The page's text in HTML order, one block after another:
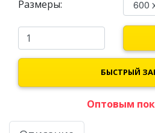
Размеры:
БЫСТРЫЙ
Оптовым